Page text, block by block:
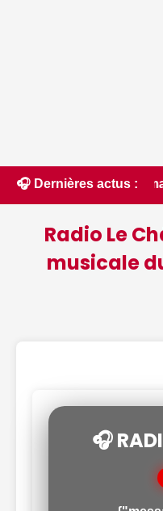
🎧 Dernières actus :
tandis que le
Radio Le
musicale
🎧